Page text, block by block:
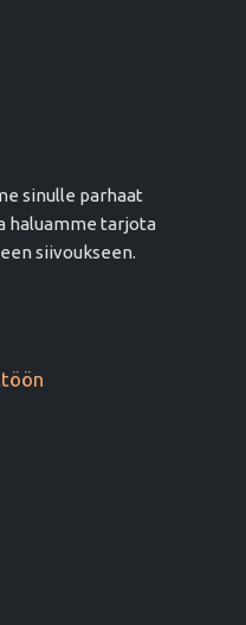
sinulle parhaat
haluamme tarjota
siivoukseen.